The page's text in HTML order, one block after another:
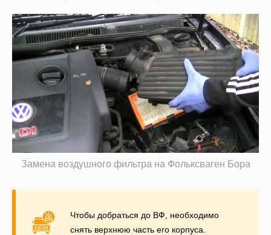
Замена воздушного фильтра на Фольксваген Бора
Чтобы добраться до ВФ, необходимо
снять верхнюю часть его корпуса.